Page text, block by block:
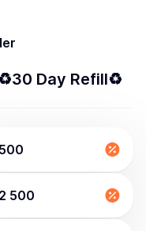
Day Refill♻️
500
2 500